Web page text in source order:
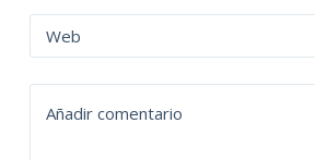
Web
Añadir comentario
a
t